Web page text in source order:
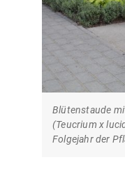
Blütenstaude
(Teucrium x
Folgejahr der